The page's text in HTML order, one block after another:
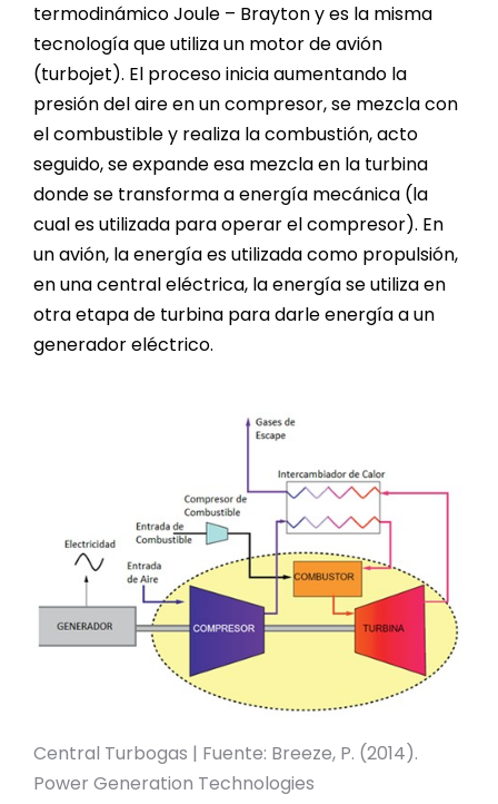
termodinámico Joule – Brayton y es la misma
tecnología que utiliza un motor de avión
(turbojet). El proceso inicia aumentando la
presión del aire en un compresor, se mezcla con
el combustible y realiza la combustión, acto
seguido, se expande esa mezcla en la turbina
donde se transforma a energía mecánica (la
cual es utilizada para operar el compresor). En
un avión, la energía es utilizada como propulsión,
en una central eléctrica, la energía se utiliza en
otra etapa de turbina para darle energía a un
generador eléctrico.
Central Turbogas | Fuente: Breeze, P. (2014).
Power Generation Technologies